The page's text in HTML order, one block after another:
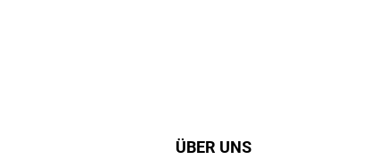
ÜBER UNS